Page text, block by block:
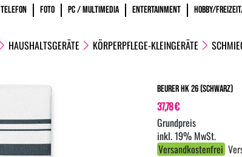
TELEFON FOTO PC / MULTIMEDIA ENTERTAINMENT HOBBY/
HAUSHALTSGERÄTE KÖRPERPFLEGE-KLEINGERÄTE
Beurer HK 26 (Schwarz)
37,78 €
inkl. 19% MwSt.
Versandkostenfrei